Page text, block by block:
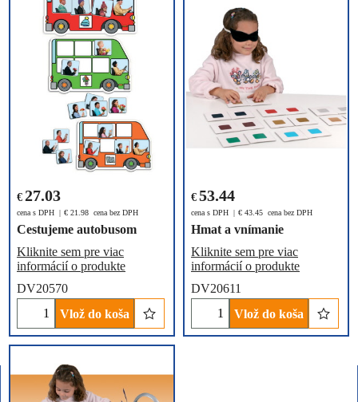
€ 27.03
cena s DPH € 21.98 cena bez DPH
Cestujeme autobusom
Kliknite sem pre viac
informácií o produkte
DV20570
Vlož do koša
€ 53.44
cena s DPH € 43.45 cena bez DPH
Hmat a vnímanie
Kliknite sem pre viac
informácií o produkte
DV20611
Vlož do koša